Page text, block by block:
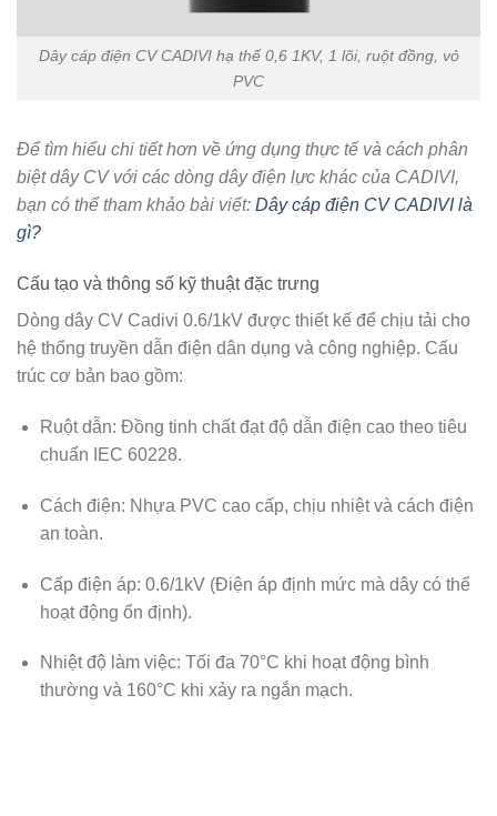
Dây cáp điện CV CADIVI hạ thế 0,6 1KV, 1 lõi, ruột đồng, vỏ
PVC
Để tìm hiểu chi tiết hơn về ứng dụng thực tế và cách phân
biệt dây CV với các dòng dây điện lực khác của CADIVI,
bạn có thể tham khảo bài viết: Dây cáp điện CV CADIVI là
gì?
Cấu tạo và thông số kỹ thuật đặc trưng
Dòng dây CV Cadivi 0.6/1kV được thiết kế để chịu tải cho
hệ thống truyền dẫn điện dân dụng và công nghiệp. Cấu
trúc cơ bản bao gồm:
Ruột dẫn: Đồng tinh chất đạt độ dẫn điện cao theo tiêu
chuẩn IEC 60228.
Cách điện: Nhựa PVC cao cấp, chịu nhiệt và cách điện
an toàn.
Cấp điện áp: 0.6/1kV (Điện áp định mức mà dây có thể
hoạt động ổn định).
Nhiệt độ làm việc: Tối đa 70°C khi hoạt động bình
thường và 160°C khi xảy ra ngắn mạch.